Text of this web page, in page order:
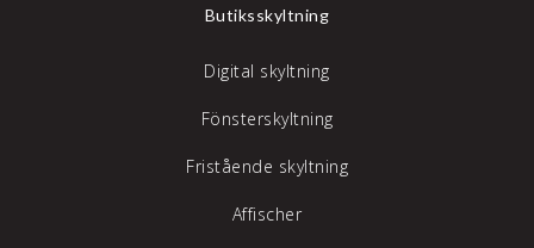
Butiksskyltning
Digital skyltning
Fönsterskyltning
Fristående skyltning
Affischer